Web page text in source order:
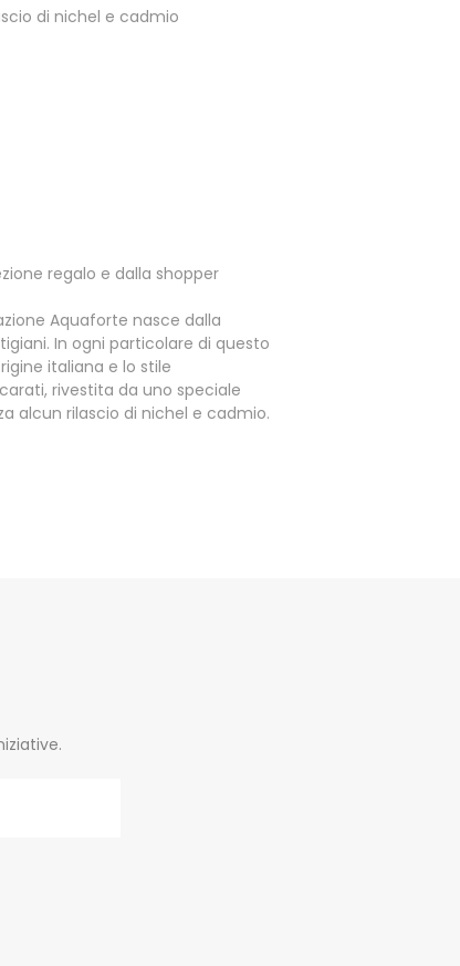
di nichel e cadmio
regalo e dalla shopper
Aquaforte nasce dalla
In ogni particolare di questo
italiana e lo stile
rivestita da uno speciale
alcun rilascio di nichel e cadmio.